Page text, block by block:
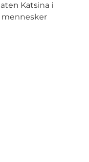
Katsina i
mennesker